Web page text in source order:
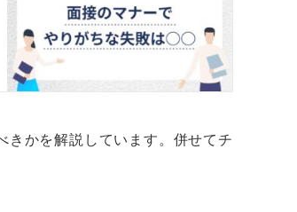
い。
きかを解説しています。併せてチ